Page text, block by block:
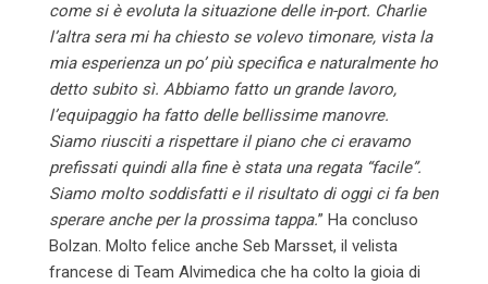
come si è evoluta la situazione delle in-port. Charlie
l’altra sera mi ha chiesto se volevo timonare, vista la
mia esperienza un po’ più specifica e naturalmente ho
detto subito sì. Abbiamo fatto un grande lavoro,
l’equipaggio ha fatto delle bellissime manovre.
Siamo riusciti a rispettare il piano che ci eravamo
prefissati quindi alla fine è stata una regata “facile”.
Siamo molto soddisfatti e il risultato di oggi ci fa ben
sperare anche per la prossima tappa.” Ha concluso
Bolzan. Molto felice anche Seb Marsset, il velista
francese di Team Alvimedica che ha colto la gioia di